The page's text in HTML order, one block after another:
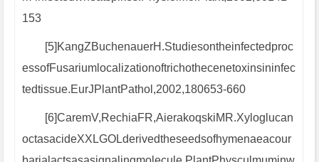
153
[5]KangZBuchenauerH.Studiesontheinfectedproc
essofFusariumlocalizationoftrichothecenetoxinsininfec
tedtissue.EurJPlantPathol,2002,180653-660
[6]CaremV,RechiaFR,AierakoqskiMR.Xyloglucan
octasacideXXLGOLderivedtheseedsofhymenaeacour